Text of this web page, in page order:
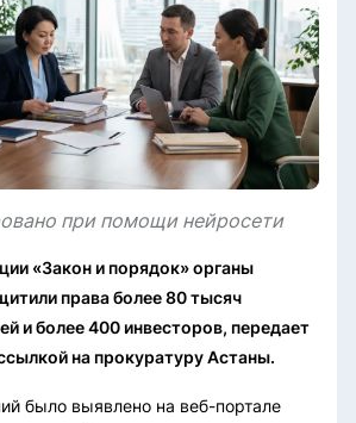
при помощи нейросети
«Закон и порядок» органы
права более 80 тысяч
и более 400 инвесторов, передает
на прокуратуру Астаны.
было выявлено на веб-портале